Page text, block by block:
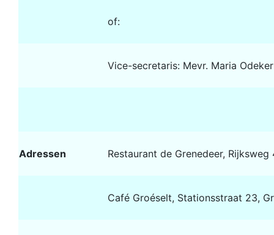
of:
Vice-secretaris: Mevr. Maria
Adressen Restaurant de Grenedeer, Rijksweg
Café Groéselt, Stationsstraat 23,